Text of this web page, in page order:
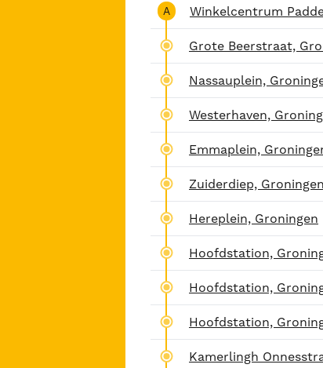
A Winkelcentrum
Grote Beerstraat,
Nassauplein,
Westerhaven,
Emmaplein,
Zuiderdiep, Groningen
Hereplein, Groningen
Hoofdstation,
Hoofdstation,
Hoofdstation,
Kamerlingh